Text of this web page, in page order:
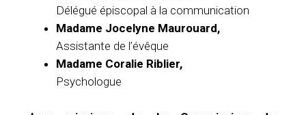
Délégué épiscopal à la communication
Madame Jocelyne Maurouard,
Assistante de l’évêque
Madame Coralie Riblier,
Psychologue